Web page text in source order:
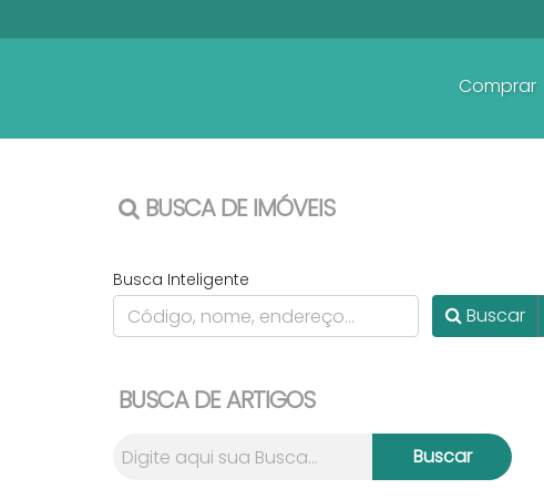
Comprar
BUSCA DE IMÓVEIS
Busca Inteligente
Buscar
BUSCA DE ARTIGOS